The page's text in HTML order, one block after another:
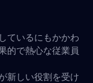
ているにもかかわ
的で熱心な従業員
新しい役割を受け